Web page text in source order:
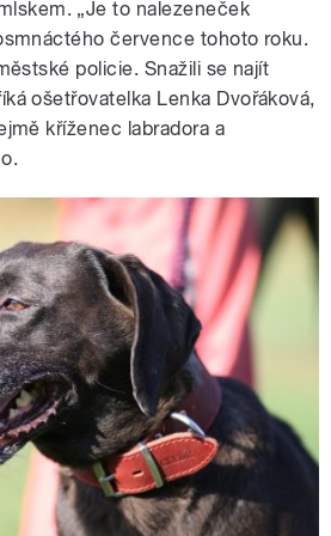
„Je to nalezeneček
července tohoto roku.
policie. Snažili se najít
ošetřovatelka Lenka Dvořáková,
kříženec labradora a